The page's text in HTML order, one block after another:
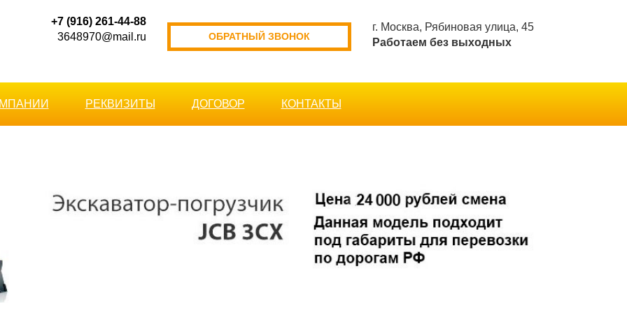
+7 (916) 261-44-88
3648970@mail.ru
ОБРАТНЫЙ ЗВОНОК
г. Москва, Рябиновая улица, 45
Работаем без выходных
РЕКВИЗИТЫ ДОГОВОР КОНТАКТЫ